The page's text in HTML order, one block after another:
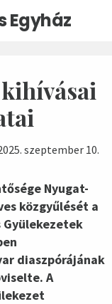
Egyház
szeptember 10.
Nyugat-
közgyűlését a
Gyülekezetek
diaszpórájának
A